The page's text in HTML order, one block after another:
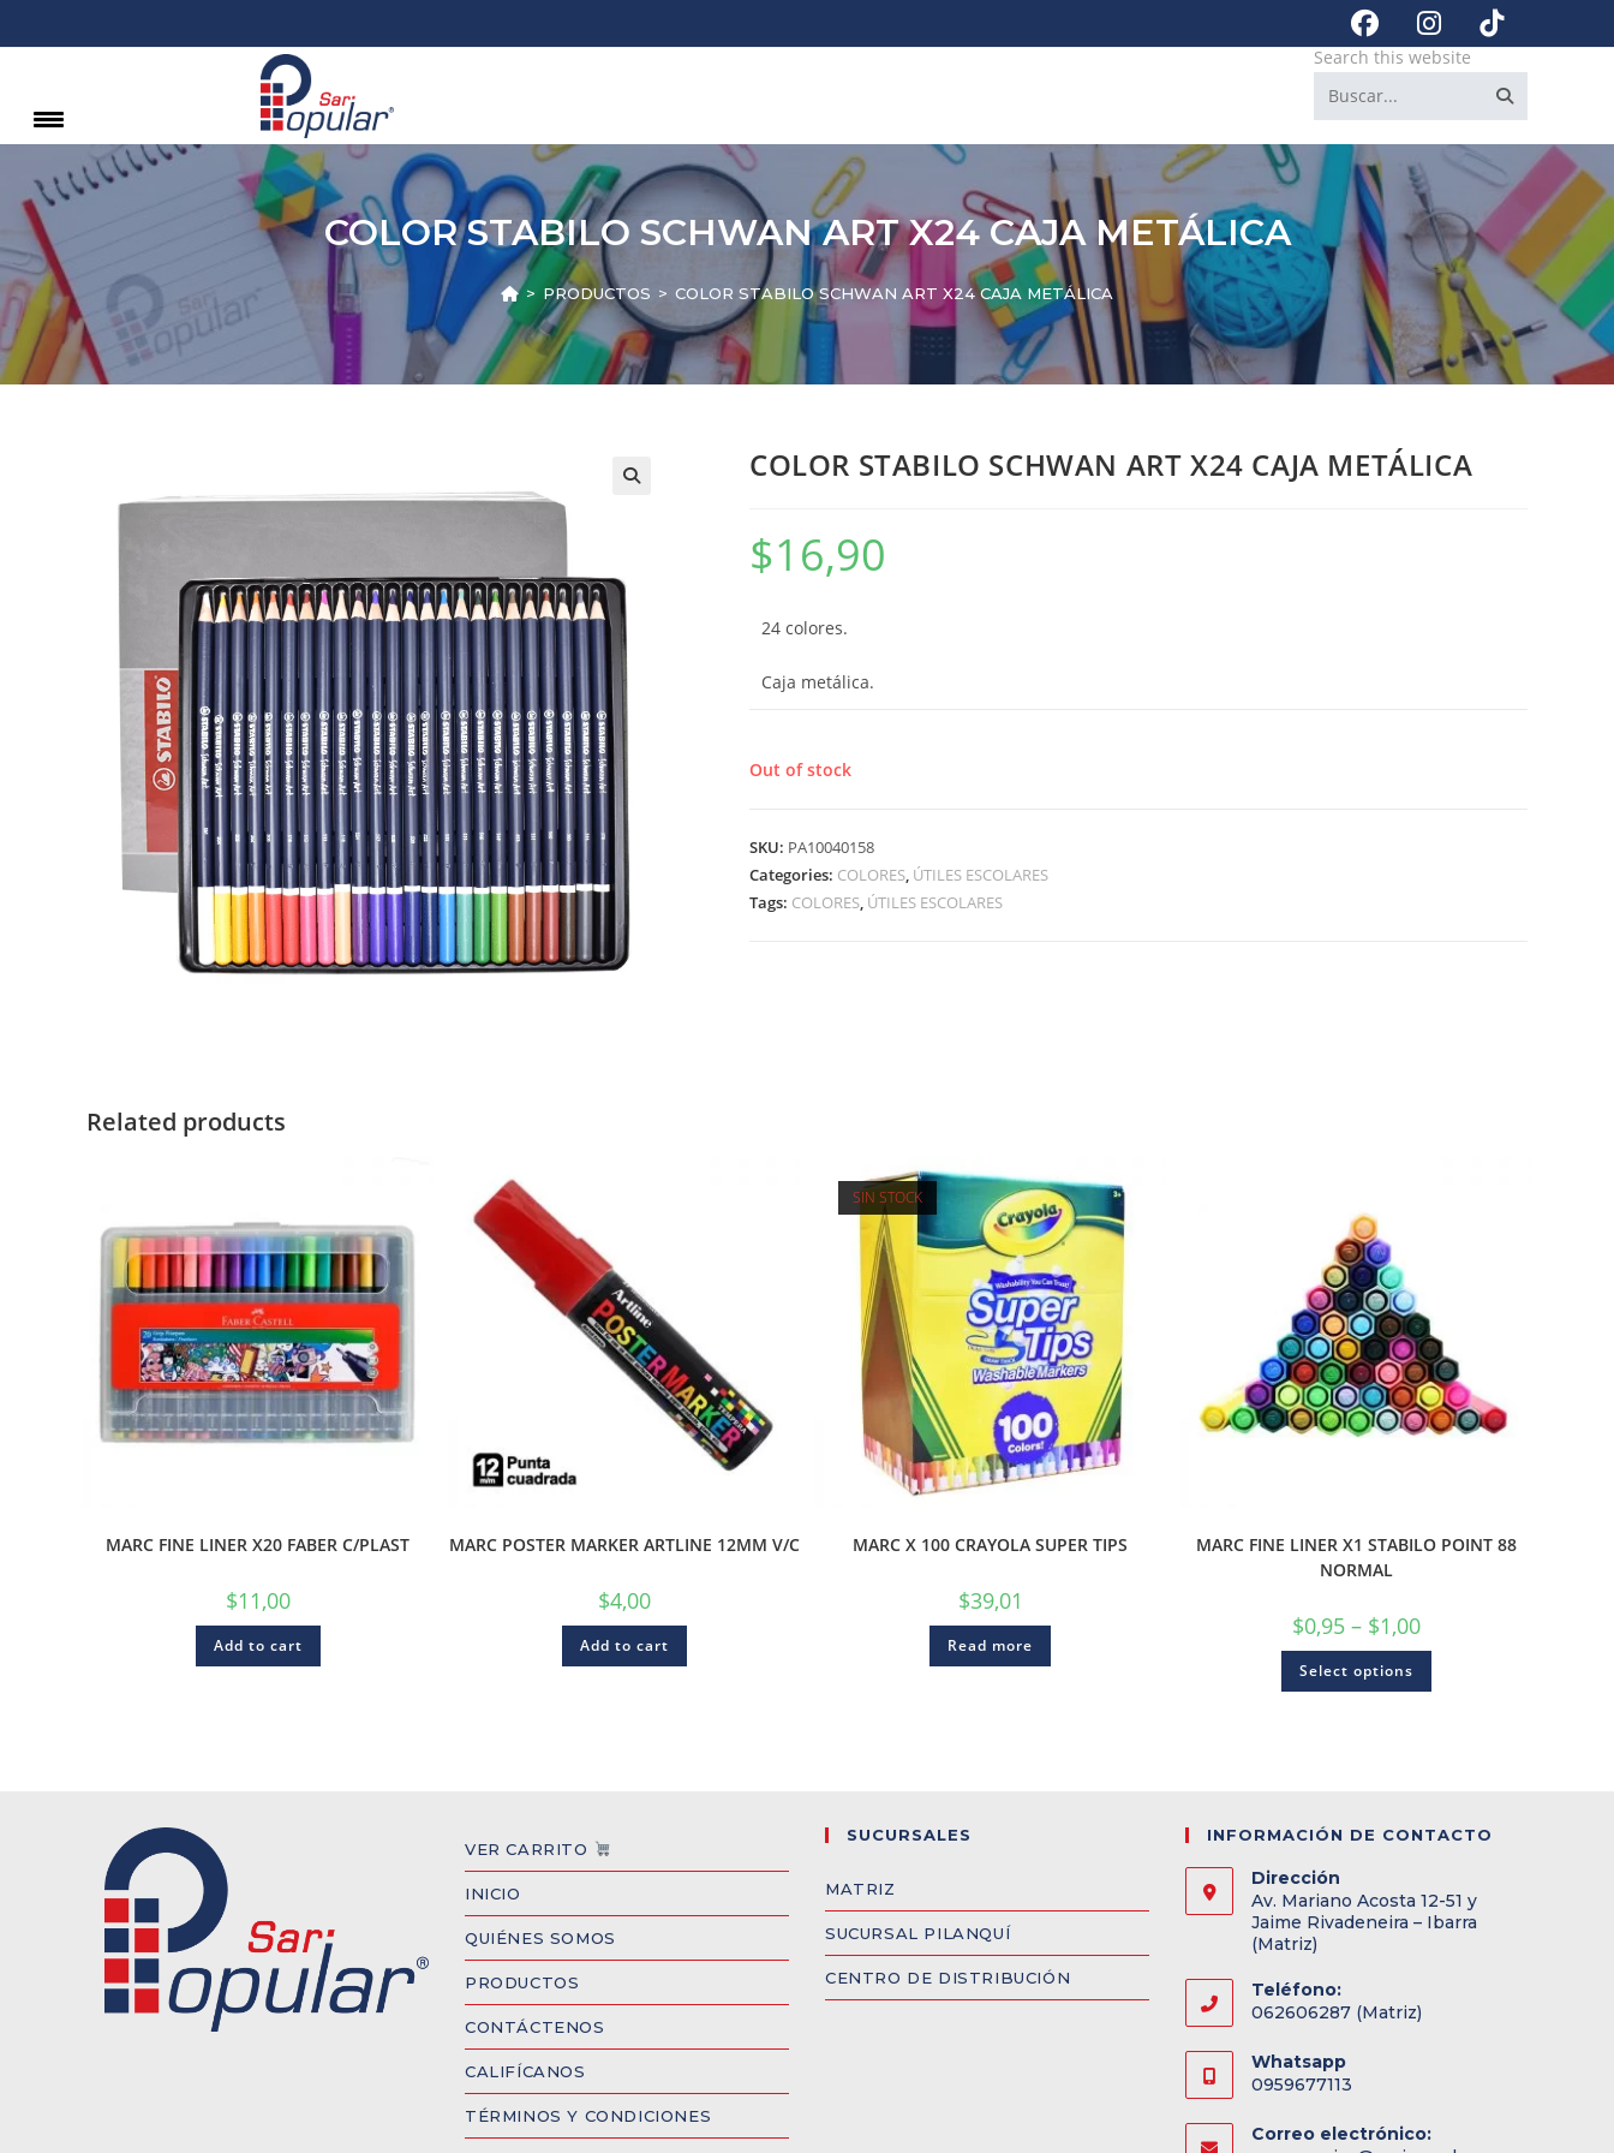
Search this website
COLOR STABILO SCHWAN ART X24 CAJA METÁLICA
> PRODUCTOS > COLOR STABILO SCHWAN ART X24 CAJA METÁLICA
COLOR STABILO SCHWAN ART X24 CAJA METÁLICA
$16,90
24 colores.
Caja metálica.
Out of stock
SKU: PA10040158
Categories: COLORES ÚTILES ESCOLARES
Tags: COLORES ÚTILES ESCOLARES
Related products
MARC FINE LINER X20 FABER C/PLAST
$11,00
Add to cart
MARC POSTER MARKER ARTLINE 12MM V/C
$4,00
Add to cart
SIN STOCK
MARC X 100 CRAYOLA SUPER TIPS
$39,01
Read more
MARC FINE LINER X1 STABILO POINT 88
NORMAL
$0,95 – $1,00
Select options
VER CARRITO
INICIO
QUIÉNES SOMOS
PRODUCTOS
CONTÁCTENOS
CALIFÍCANOS
TÉRMINOS Y CONDICIONES
SUCURSALES
MATRIZ
SUCURSAL PILANQUÍ
CENTRO DE DISTRIBUCIÓN
INFORMACIÓN DE CONTACTO
Dirección
Av. Mariano Acosta 12-51 y
Jaime Rivadeneira – Ibarra
(Matriz)
Teléfono:
062606287 (Matriz)
Whatsapp
0959677113
Correo electrónico: